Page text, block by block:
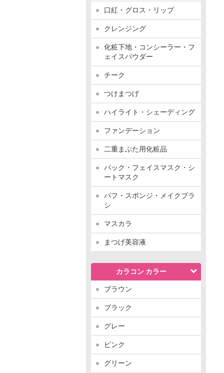
口紅・グロス・リップ
クレンジング
化粧下地・コンシーラー・フ
ェイスパウダー
チーク
つけまつげ
ハイライト・シェーディング
ファンデーション
二重まぶた用化粧品
パック・フェイスマスク・シ
ートマスク
パフ・スポンジ・メイクブラ
シ
マスカラ
まつげ美容液
カラコン カラー
ブラウン
ブラック
グレー
ピンク
グリーン